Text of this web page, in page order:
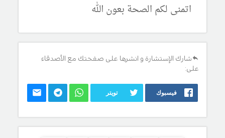
اتمنى لكم الصحة بعون الله
شارك الإستشارة و انشرها على صفحتك مع الأصدقاء
على:
فيسبوك تويتر